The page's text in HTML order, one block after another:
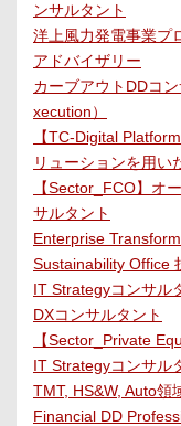
ンサルタント
洋上風力発電事業プ
アドバイザリー
カーブアウトDDコ
xecution）
【TC-Digital
リューションを用い
【Sector_FCO】オ
サルタント
Enterprise
Sustainability Office
IT Strategyコンサル
DXコンサルタント
【Sector_Private
IT Strategyコンサル
TMT, HS&W, Auto領
Financial DD